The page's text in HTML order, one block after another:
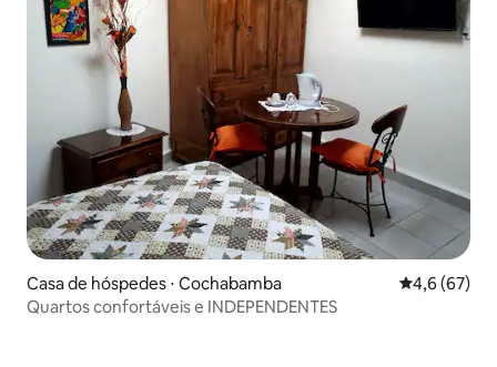
Casa de hóspedes ⋅ Cochabamba 4,6 de uma
4,6 (67)
Quartos confortáveis e INDEPENDENTES